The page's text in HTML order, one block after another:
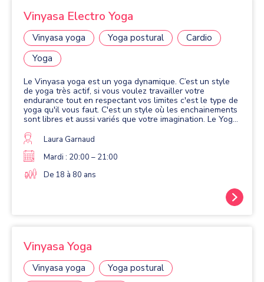
Vinyasa Electro Yoga
Vinyasa yoga Yoga postural
Cardio
Yoga
Le Vinyasa yoga est un yoga dynamique. C’est un style
de yoga très actif, si vous voulez travailler votre
endurance tout en respectant vos limites c'est le type de
yoga qu'il vous faut. C'est un style où les enchainements
sont libres et aussi variés que votre imagination. Le Yoga
la musique électro ! Le but est de se dépenser, se faire
plaisir et libérer toute l'énergie que vous avez en vous.
Laura Garnaud
Mardi : 20:00 – 21:00
De 18 à 80 ans
Vinyasa Yoga
Vinyasa yoga
Yoga postural